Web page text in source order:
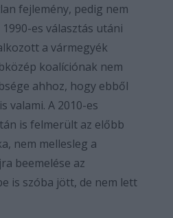
fejlemény, pedig nem
es választás utáni
a vármegyék
koalíciónak nem
ahhoz, hogy ebből
valami. A 2010-es
is felmerült az előbb
nem mellesleg a
beemelése az
is szóba jött, de nem lett